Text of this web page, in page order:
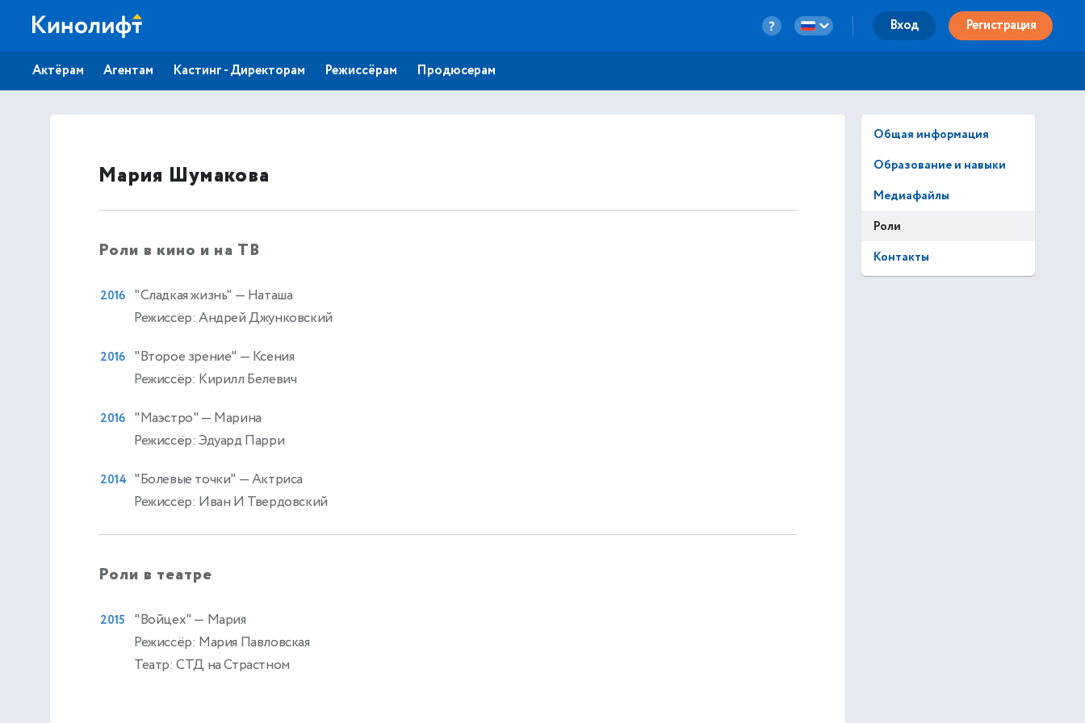
Вход Регистрация
Актёрам Агентам Кастинг - Директорам Режиссёрам Продюсерам
Мария Шумакова
Роли в кино и на ТВ
2016 "Сладкая жизнь" — Наташа
Режиссёр: Андрей Джунковский
2016 "Второе зрение" — Ксения
Режиссёр: Кирилл Белевич
2016 "Маэстро" — Марина
Режиссёр: Эдуард Парри
2014 "Болевые точки" — Актриса
Режиссёр: Иван И Твердовский
Роли в театре
2015 "Войцех" — Мария
Режиссёр: Мария Павловская
Театр: СТД на Страстном
Общая информация
Образование и навыки
Медиафайлы
Роли
Контакты